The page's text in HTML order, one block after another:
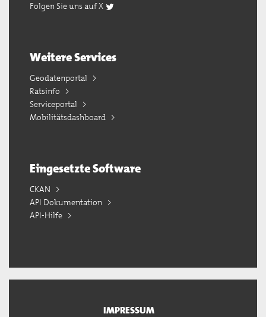
Folgen Sie uns auf X
Weitere Services
Geodatenportal
Ratsinfo
Serviceportal
Mobilitätsdashboard
Eingesetzte Software
CKAN
API Dokumentation
API-Hilfe
IMPRESSUM